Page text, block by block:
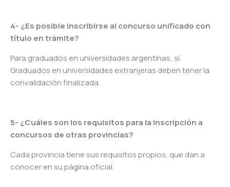
4- ¿Es posible inscribirse al concurso unificado con
título en trámite?
Para graduados en universidades argentinas, sí.
Graduados en universidades extranjeras deben tener la
convalidación finalizada.
5- ¿Cuáles son los requisitos para la inscripción a
concursos de otras provincias?
Cada provincia tiene sus requisitos propios, que dan a
conocer en su página oficial.